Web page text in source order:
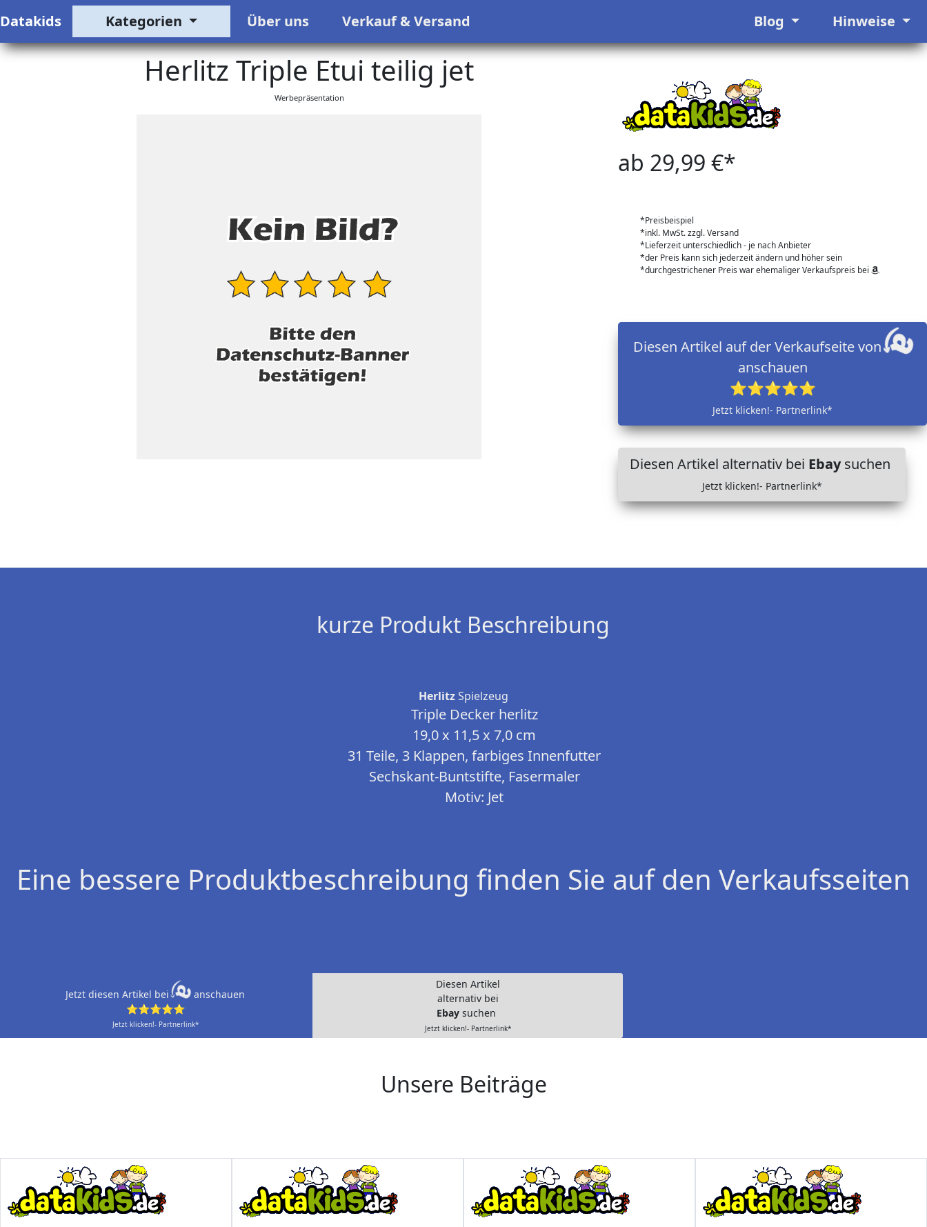
Datakids Kategorien Über uns Verkauf & Versand Blog Hinweise
Herlitz Triple Etui teilig jet
Werbepräsentation
ab 29,99 €*
*Preisbeispiel
*inkl. MwSt. zzgl. Versand
*Lieferzeit unterschiedlich - je nach Anbieter
*der Preis kann sich jederzeit ändern und höher sein
*durchgestrichener Preis war ehemaliger Verkaufspreis bei
Diesen Artikel auf der Verkaufseite von
anschauen
⭐⭐⭐⭐⭐
Jetzt klicken!- Partnerlink*
Diesen Artikel alternativ bei Ebaysuchen
Jetzt klicken!- Partnerlink*
kurze Produkt Beschreibung
HerlitzSpielzeug
Triple Decker herlitz
19,0 x 11,5 x 7,0 cm
31 Teile, 3 Klappen, farbiges Innenfutter
Sechskant-Buntstifte, Fasermaler
Motiv: Jet
Eine bessere Produktbeschreibung finden Sie auf den Verkaufsseiten
Jetzt diesen Artikel bei
anschauen
⭐⭐⭐⭐⭐
Jetzt klicken!- Partnerlink*
Diesen Artikel
alternativ bei
Ebay suchen
Jetzt klicken!- Partnerlink*
Unsere Beiträge